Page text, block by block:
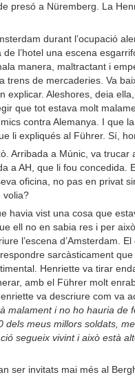
presó a Nüremberg. La
durant l’ocupació
l’hotel una escena
manera, maltractant i
trens de mercaderies. Va
explicar. Aleshores, deia
que tot estava molt
contra Alemanya. I que
li expliqués al Führer. Sí,
Arribada a Múnic, va trucar
a AH, que li fou concedida.
oficina, no pas en privat
volia?
havia vist una cosa que
ell no en sabia res i per
l’escena d’Amsterdam.
sarcàsticament que
Henriette va tirar
amb el Führer molt
va descriure com va
malament i no ho hauria de
dels meus millors soldats,
segueix vivint i això està
ser invitats mai més al